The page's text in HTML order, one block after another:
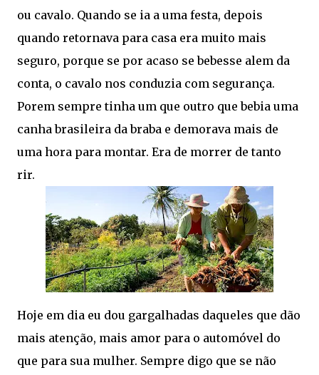
ou cavalo. Quando se ia a uma festa, depois
quando retornava para casa era muito mais
seguro, porque se por acaso se bebesse alem da
conta, o cavalo nos conduzia com segurança.
Porem sempre tinha um que outro que bebia uma
canha brasileira da braba e demorava mais de
uma hora para montar. Era de morrer de tanto
rir.
Hoje em dia eu dou gargalhadas daqueles que dão
mais atenção, mais amor para o automóvel do
que para sua mulher. Sempre digo que se não